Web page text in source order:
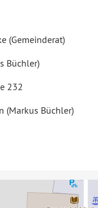
(Ge­mein­de­rat)
Büchler)
232
(Markus Büchler)